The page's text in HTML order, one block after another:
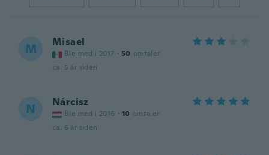
M Misael
Ble med i 2017 · 50 omtaler
ca. 5 år siden
N Nárcisz
Ble med i 2016 · 10 omtaler
ca. 6 år siden